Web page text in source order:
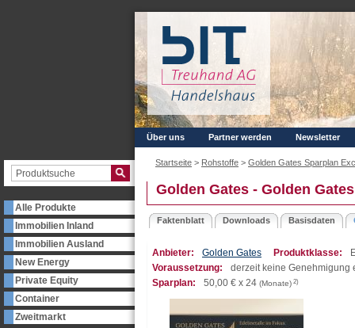
Alle Produkte
Immobilien Inland
Immobilien Ausland
New Energy
Private Equity
Container
Zweitmarkt
Über uns Partner werden Newsletter
Startseite > Rohstoffe > Golden Gates Sparplan
Golden Gates - Golden
Faktenblatt Downloads Basisdaten
Anbieter: Golden Gates Produktklasse:
Voraussetzung:
derzeit keine Genehmigung
Sparplan:
50,00 € x 24 (Monate) 2)